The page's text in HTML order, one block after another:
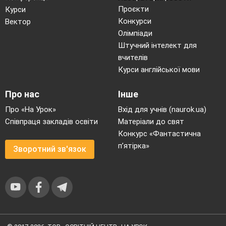
користуються
хорові
Підсумок уроку.
У якому жанрі поєднуються
різновиди вокальної музики?
Назвіть композитора
і твір
Що таке камертон?
VІІ. Вихід з класу під музику
Курси
Вектор
Проєкти
Конкурси
Олімпіади
Штучний інтелект для
вчителів
Курси англійської мови
Про нас
Про «На Урок»
Співпраця закладів освіти
Зворотний зв'язок
Інше
Вхід для учнів (naurok.ua)
Матеріали до свят
Конкурс «Фантастична
п’ятірка»